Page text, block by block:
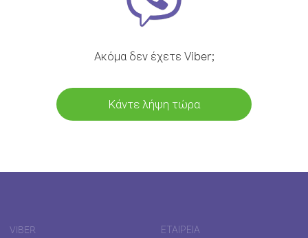
Ακόμα δεν έχετε Viber;
Κάντε λήψη τώρα
VIBER ΕΤΑΙΡΕΊΑ